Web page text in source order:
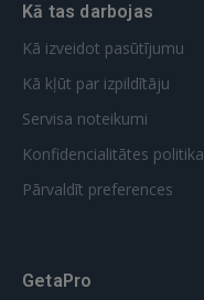
Kā tas darbojas
Kā izveidot pasūtījumu
Kā kļūt par izpildītāju
Servisa noteikumi
Konfidencialitātes politika
Pārvaldīt preferences
GetaPro